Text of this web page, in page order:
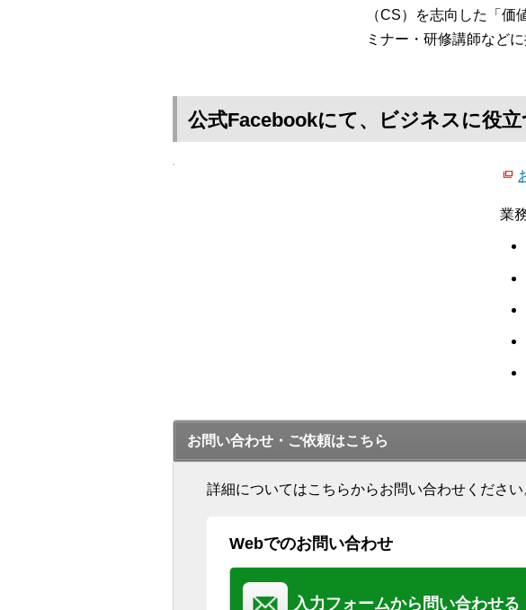
（CS）を志向した「
ミナー・研修講師などに
公式Facebookにて、ビジネスに役
業
お問い合わせ・ご依頼はこちら
詳細についてはこちらからお問い合わせください
Webでのお問い合わせ
入力フォームから問い合わせる